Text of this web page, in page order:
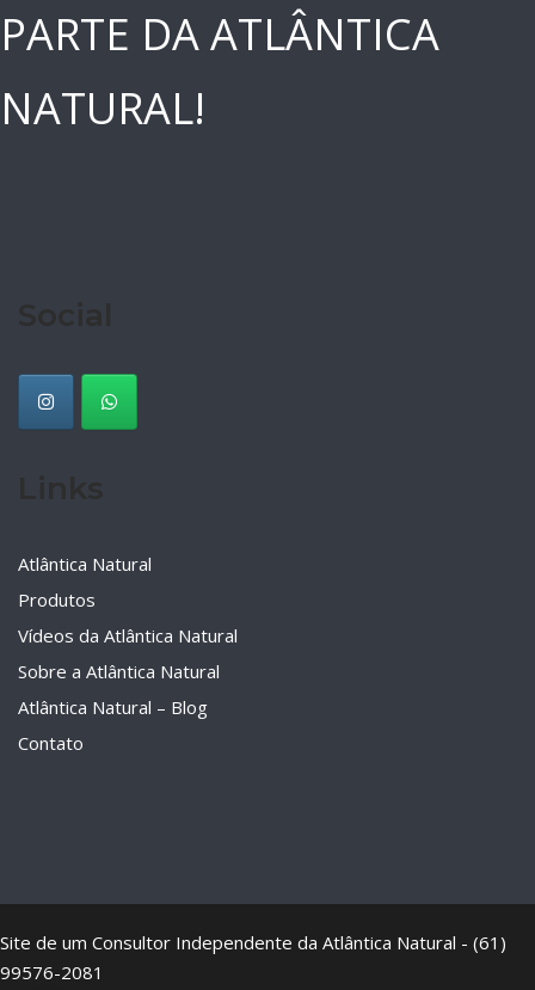
PARTE DA ATLÂNTICA
NATURAL!
Atlântica Natural
Produtos
Vídeos da Atlântica Natural
Sobre a Atlântica Natural
Atlântica Natural – Blog
Contato
Site de um Consultor Independente da Atlântica Natural - (61)
99576-2081